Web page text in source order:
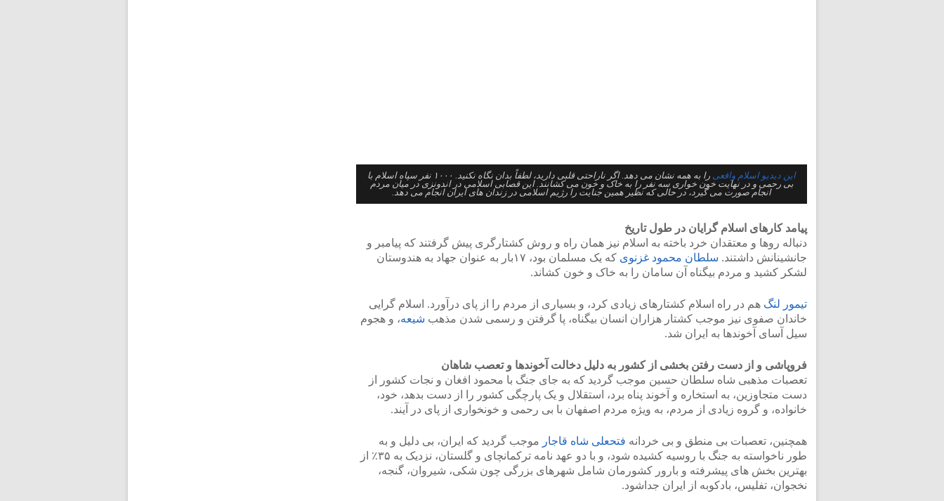
این دیدیو اسلام واقعی
را به همه نشان می دهد. اگر ناراحتی قلبی دارید، لطفاً بدان نگاه نکنید. ۱۰۰۰ نفر سپاه اسلام با
بی رحمی و در نهایت خون خواری سه نفر را به خاک و خون می کشانند. این قصابی اسلامی در اندونزی در میان مردم
انجام صورت می گیرد، در حالی که نظیر همین جنایت را رژیم اسلامی در زندان های ایران انجام می دهد.
پیامد کارهای اسلام گرایان در طول تاریخ
دنباله روها و معتقدان خرد باخته به اسلام نیز همان راه و روش کشتارگری پیش گرفتند که پیامبر و
جانشینانش داشتند. سلطان محمود غزنوی
که یک مسلمان بود، ۱۷بار به عنوان جهاد به هندوستان
لشکر کشید و مردم بیگناه آن سامان را به خاک و خون کشاند.
تیمور لنگ هم در راه اسلام کشتارهای زیادی کرد، و بسیاری از مردم را از پای درآورد. اسلام گرایی
خاندان صفوی نیز موجب کشتار هزاران انسان بیگناه، پا گرفتن و رسمی شدن مذهب شیعه، و هجوم
سیل آسای آخوندها به ایران شد.
فروپاشی و از دست رفتن بخشی از کشور به دلیل دخالت آخوندها و تعصب شاهان
تعصبات مذهبی شاه سلطان حسین موجب گردید که به جای جنگ با محمود افغان و نجات کشور از
دست متجاوزین، به استخاره و آخوند پناه برد، استقلال و یک پارچگی کشور را از دست بدهد، خود،
خانواده، و گروه زیادی از مردم، به ویژه مردم اصفهان با بی رحمی و خونخواری از پای در آیند.
همچنین، تعصبات بی منطق و بی خردانه فتحعلی شاه قاجار موجب گردید که ایران، بی دلیل و به
طور ناخواسته به جنگ با روسیه کشیده شود، و با دو عهد نامه ترکمانچای و گلستان، نزدیک به ۳۵٪ از
بهترین بخش های پیشرفته و بارور کشورمان شامل شهرهای بزرگی چون شکی، شیروان، گنجه،
نخجوان، تفلیس، بادکوبه از ایران جداشود.